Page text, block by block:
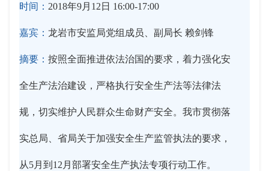
时间： 2018年9月12日 16:00-17:00
嘉宾： 龙岩市安监局党组成员、副局长 赖剑锋
摘要： 按照全面推进依法治国的要求，着力强化安
全生产法治建设，严格执行安全生产法等法律法
规，切实维护人民群众生命财产安全。我市贯彻落
实总局、省局关于加强安全生产监管执法的要求，
从5月到12月部署安全生产执法专项行动工作。